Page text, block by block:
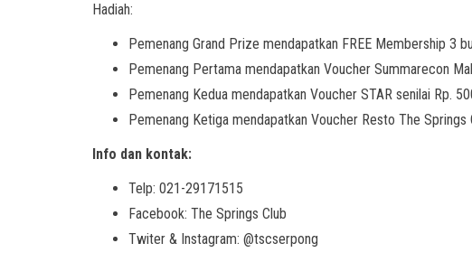
Hadiah:
Pemenang Grand Prize mendapatkan FREE Membership 3
Pemenang Pertama mendapatkan Voucher Summarecon
Pemenang Kedua mendapatkan Voucher STAR senilai Rp.
Pemenang Ketiga mendapatkan Voucher Resto The Springs
Info dan kontak:
Telp: 021-29171515
Facebook: The Springs Club
Twiter & Instagram: @tscserpong